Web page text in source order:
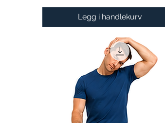
Legg i handlekurv